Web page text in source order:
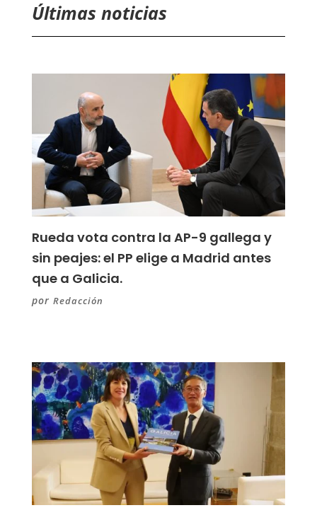
Últimas noticias
Rueda vota contra la AP-9 gallega y
sin peajes: el PP elige a Madrid antes
que a Galicia.
por Redacción